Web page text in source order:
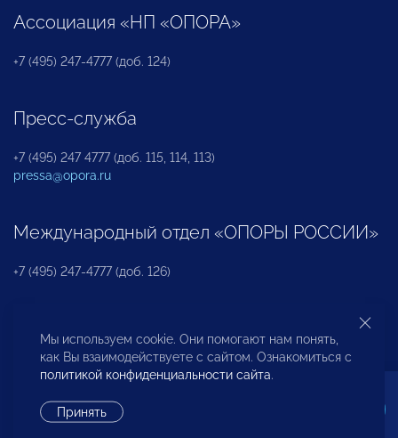
Ассоциация «НП «ОПОРА»
+7 (495) 247-4777 (доб. 124)
Пресс-служба
+7 (495) 247 4777 (доб. 115, 114, 113)
pressa@opora.ru
Международный отдел «ОПОРЫ РОССИИ»
+7 (495) 247-4777 (доб. 126)
Бюро по защите прав предпринимателей и
инвесторов
Мы используем cookie. Они помогают нам понять,
как Вы взаимодействуете с сайтом. Ознакомиться с
политикой конфиденциальности сайта.
Принять